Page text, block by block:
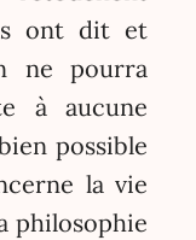
ont dit et
ne pourra
à aucune
possible
la vie
philosophie